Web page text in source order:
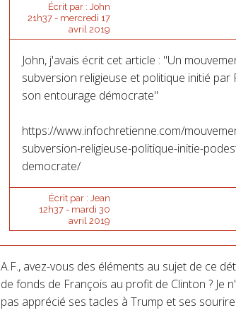
Écrit par : John
21h37- mercredi 17
avril 2019
John, j'avais écrit cet article : "Un
subversion religieuse et politique initié par
son entourage démocrate"
https://www.infochretienne.com/
subversion-religieuse-politique-initie-
democrate/
Écrit par : Jean
12h37- mardi 30
avril 2019
A.F., avez-vous des éléments au sujet de ce
de fonds de François au profit de Clinton ? Je
pas apprécié ses tacles à Trump et ses